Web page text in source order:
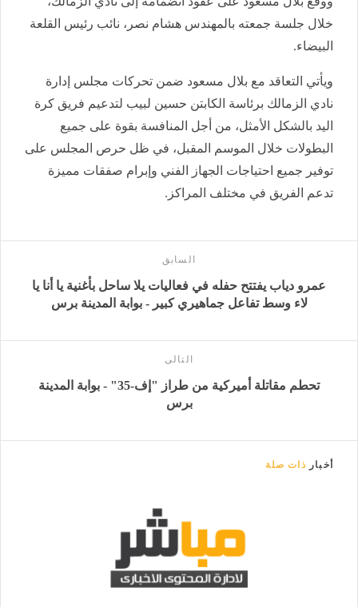
خلال جلسة جمعته بالمهندس هشام نصر، نائب رئيس القلعة
البيضاء.
ويأتي التعاقد مع بلال مسعود ضمن تحركات مجلس إدارة
نادي الزمالك برئاسة الكابتن حسين لبيب لتدعيم فريق كرة
اليد بالشكل الأمثل، من أجل المنافسة بقوة على جميع
البطولات خلال الموسم المقبل، في ظل حرص المجلس على
توفير جميع احتياجات الجهاز الفني وإبرام صفقات مميزة
تدعم الفريق في مختلف المراكز.
السابق
عمرو دياب يفتتح حفله في فعاليات يلا ساحل بأغنية يا أنا يا
لاء وسط تفاعل جماهيري كبير - بوابة المدينة برس
التالى
تحطم مقاتلة أميركية من طراز "إف-35" - بوابة المدينة
برس
أخبار ذات صلة